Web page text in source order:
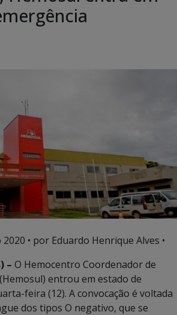
2020 • por Eduardo Henrique Alves •
– O Hemocentro Coordenador de
entrou em estado de
feira (12). A convocação é voltada
dos tipos O negativo, que se